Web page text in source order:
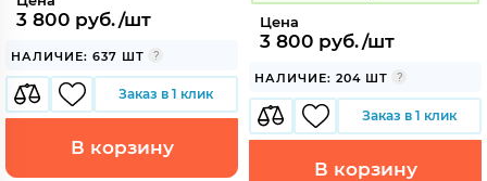
3 800 руб./шт
НАЛИЧИЕ: 637 ШТ
Заказ в 1 клик
В корзину
Цена
3 800 руб./шт
НАЛИЧИЕ: 204 ШТ
Заказ в 1 клик
В корзину